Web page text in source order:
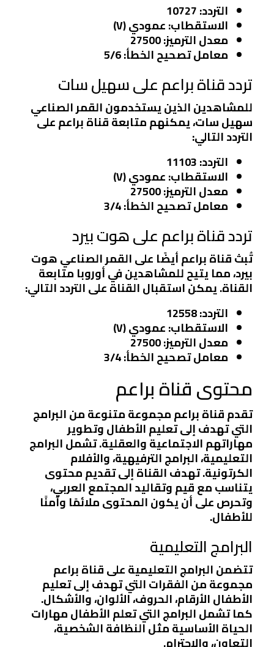
التردد:
الاستقطاب:عمودي (V)
معدل الترميز:
معامل تصحيح الخطأ:
تردد قناة براعم على سهيل سات
للمشاهدين الذين يستخدمون القمر الصناعي
سهيل سات، يمكنهم متابعة قناة براعم على
التردد التالي:
التردد:
الاستقطاب:عمودي (V)
معدل الترميز:
معامل تصحيح الخطأ:
تردد قناة براعم على هوت بيرد
تُبث قناة براعم أيضًا على القمر الصناعي هوت
بيرد، مما يتيح للمشاهدين في أوروبا متابعة
القناة. يمكن استقبال القناة على التردد التالي:
التردد:
الاستقطاب:عمودي (V)
معدل الترميز:
معامل تصحيح الخطأ:
محتوى قناة براعم
تقدم قناة براعم مجموعة متنوعة من البرامج
التي تهدف إلى تعليم الأطفال وتطوير
مهاراتهم الاجتماعية والعقلية. تشمل البرامج
التعليمية، البرامج الترفيهية، والأفلام
الكرتونية. تهدف القناة إلى تقديم محتوى
يتناسب مع قيم وتقاليد المجتمع العربي،
وتحرص على أن يكون المحتوى ملائمًا وآمنًا
للأطفال.
البرامج التعليمية
تتضمن البرامج التعليمية على قناة براعم
مجموعة من الفقرات التي تهدف إلى تعليم
الأطفال الأرقام، الحروف، الألوان، والأشكال.
كما تشمل البرامج التي تعلم الأطفال مهارات
الحياة الأساسية مثل النظافة الشخصية،